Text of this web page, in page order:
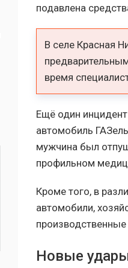
подавлена
В селе Красная
время
Ещё один
автомобиль
мужчина был
профильном
Кроме того, в
автомобили,
Новые